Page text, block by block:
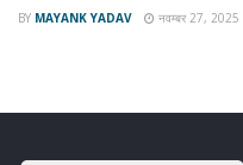
आनन-फानन में टेंडर प्रक्रिया शुरू
BY MAYANK YADAV नवम्बर 27, 2025